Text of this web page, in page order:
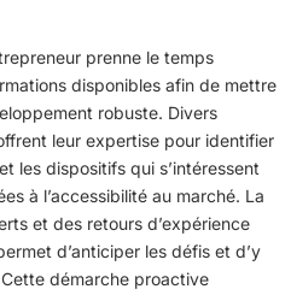
prenne le temps
disponibles afin de mettre
robuste. Divers
leur expertise pour identifier
les dispositifs qui s’intéressent
à l’accessibilité au marché. La
et des retours d’expérience
d’anticiper les défis et d’y
démarche proactive